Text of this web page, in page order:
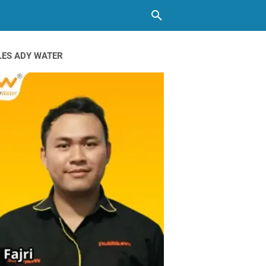
ADY WATER